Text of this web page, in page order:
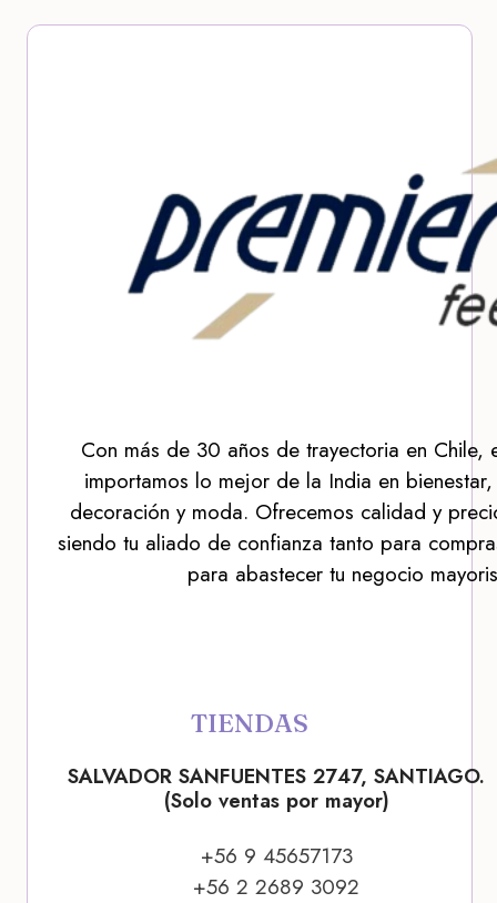
Con más de 30 años de trayectoria en Chile,
importamos lo mejor de la India en
decoración y moda. Ofrecemos calidad y
siendo tu aliado de confianza tanto para
para abastecer tu negocio
TIENDAS
SALVADOR SANFUENTES 2747, SANTIAGO.
(Solo ventas por mayor)
+56 9 45657173
+56 2 2689 3092